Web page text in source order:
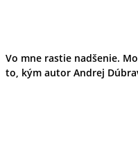
Košický kraj
Tipy
Vo mne rastie nadšenie.
to, kým autor Andrej